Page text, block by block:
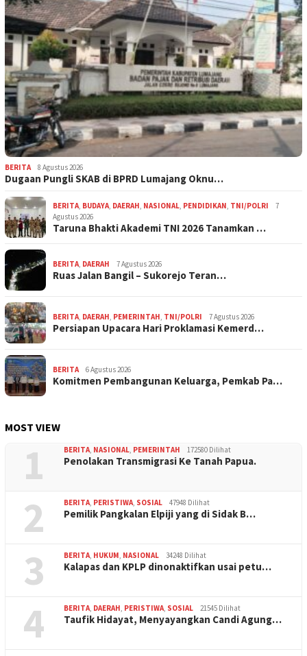
BERITA 8 Agustus 2026
Dugaan Pungli SKAB di BPRD Lumajang Oknu…
BERITA BUDAYA DAERAH NASIONAL PENDIDIKAN TNI/POLRI
7
Agustus 2026
Taruna Bhakti Akademi TNI 2026 Tanamkan …
BERITA DAERAH 7 Agustus 2026
Ruas Jalan Bangil – Sukorejo Teran…
BERITA DAERAH PEMERINTAH TNI/POLRI 7 Agustus 2026
Persiapan Upacara Hari Proklamasi Kemerd…
BERITA 6 Agustus 2026
Komitmen Pembangunan Keluarga, Pemkab Pa…
MOST VIEW
1 BERITA NASIONAL PEMERINTAH 172580 Dilihat
Penolakan Transmigrasi Ke Tanah Papua.
2 BERITA PERISTIWA SOSIAL 47948 Dilihat
Pemilik Pangkalan Elpiji yang di Sidak B…
3 BERITA HUKUM NASIONAL 34248 Dilihat
Kalapas dan KPLP dinonaktifkan usai petu…
4 BERITA DAERAH PERISTIWA SOSIAL 21545 Dilihat
Taufik Hidayat, Menyayangkan Candi Agung…